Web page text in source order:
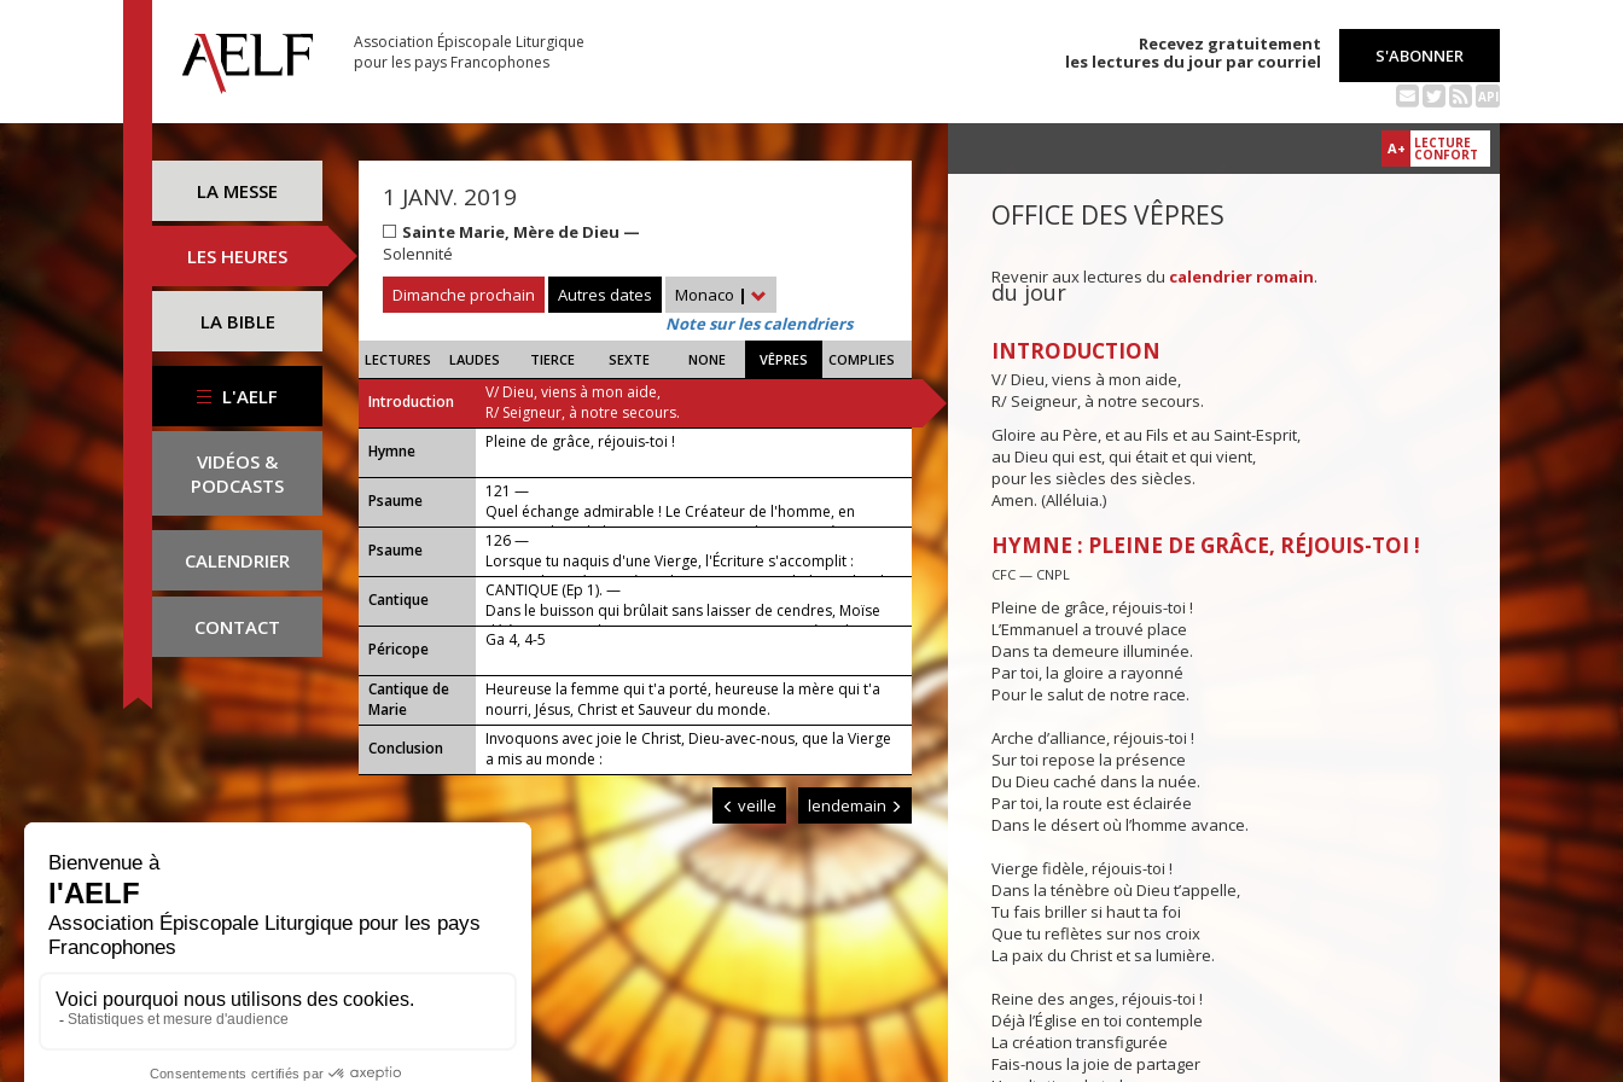
Association Épiscopale Liturgique
pour les pays Francophones
Recevez gratuitement
les lectures du jour par courriel
S'ABONNER
API
LA MESSE
LES HEURES
LA BIBLE
L'AELF
VIDÉOS &
PODCASTS
CALENDRIER
CONTACT
1 JANV. 2019
Sainte Marie, Mère de Dieu —
Solennité
Dimanche prochain
Autres dates Monaco |
Note sur les calendriers
LECTURES LAUDES TIERCE SEXTE NONE VÊPRES COMPLIES
Introduction
V/ Dieu, viens à mon aide,
R/ Seigneur, à notre secours.
...
Hymne Pleine de grâce, réjouis-toi !
Psaume
121 —
Quel échange admirable ! Le Créateur de l'homme, en
prenant chair de la Vierge Marie, nous donne part à sa
divinité !
Psaume
126 —
Lorsque tu naquis d'une Vierge, l'Écriture s'accomplit :
comme la rosée imprègne la toison, tu viens habiter chez les
hommes. Gloire à toi, Sauveur du monde !
Cantique
CANTIQUE (Ep 1). —
Dans le buisson qui brûlait sans laisser de cendres, Moïse
déjà te contemplait, Vierge toute pure : Sainte Mère de Dieu,
intercède pour nous !
Péricope Ga 4, 4-5
Cantique de
Marie
Heureuse la femme qui t'a porté, heureuse la mère qui t'a
nourri, Jésus, Christ et Sauveur du monde.
Conclusion
Invoquons avec joie le Christ, Dieu-avec-nous, que la Vierge
a mis au monde :
veille lendemain
A+ LECTURE
CONFORT
OFFICE DES VÊPRES
Revenir aux lectures du calendrier romain.
du jour
INTRODUCTION
V/ Dieu, viens à mon aide,
R/ Seigneur, à notre secours.
Gloire au Père, et au Fils et au Saint-Esprit,
au Dieu qui est, qui était et qui vient,
pour les siècles des siècles.
Amen. (Alléluia.)
HYMNE : PLEINE DE GRÂCE, RÉJOUIS-TOI !
CFC — CNPL
Pleine de grâce, réjouis-toi !
L’Emmanuel a trouvé place
Dans ta demeure illuminée.
Par toi, la gloire a rayonné
Pour le salut de notre race.
Arche d’alliance, réjouis-toi !
Sur toi repose la présence
Du Dieu caché dans la nuée.
Par toi, la route est éclairée
Dans le désert où l’homme avance.
Vierge fidèle, réjouis-toi !
Dans la ténèbre où Dieu t’appelle,
Tu fais briller si haut ta foi
Que tu reflètes sur nos croix
La paix du Christ et sa lumière.
Reine des anges, réjouis-toi !
Déjà l’Église en toi contemple
La création transfigurée
Fais-nous la joie de partager